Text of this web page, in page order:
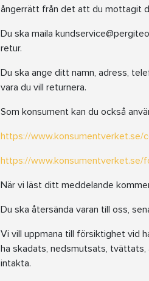
ångerrätt från det att du mottagit
Du ska maila
retur.
Du ska ange ditt namn, adress,
vara du vill returnera.
Som konsument kan du också
https://www.konsumentverket.se/
https://
När vi läst ditt meddelande
Du ska återsända varan till oss,
Vi vill uppmana till försiktighet vid
ha skadats, nedsmutsats,
intakta.